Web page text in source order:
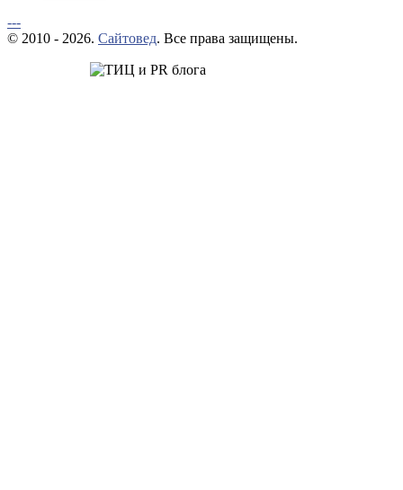
---
© 2010 - 2026. Сайтовед. Все права защищены.